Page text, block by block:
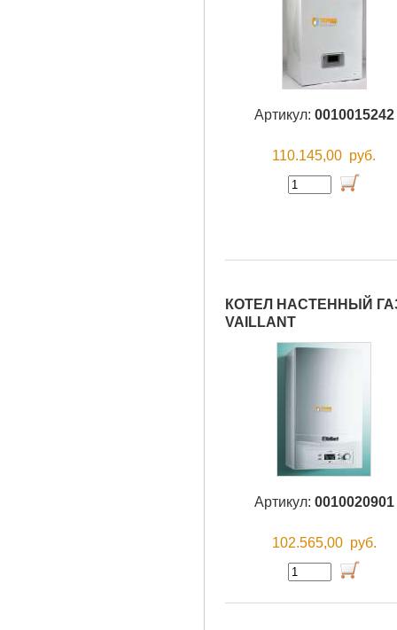
Артикул: 0010015242
110.145,00 руб.
КОТЕЛ НАСТЕННЫЙ
VAILLANT
Артикул: 0010020901
102.565,00 руб.